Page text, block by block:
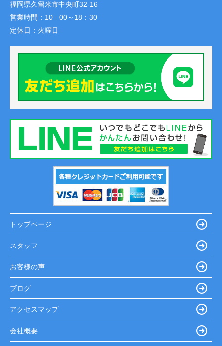
福岡県久留米市中央町32-16
営業時間： 10：00～18：30
定休日： 火曜日
トップページ
スタッフ
お客様の声
ブログ
アクセスマップ
会社概要